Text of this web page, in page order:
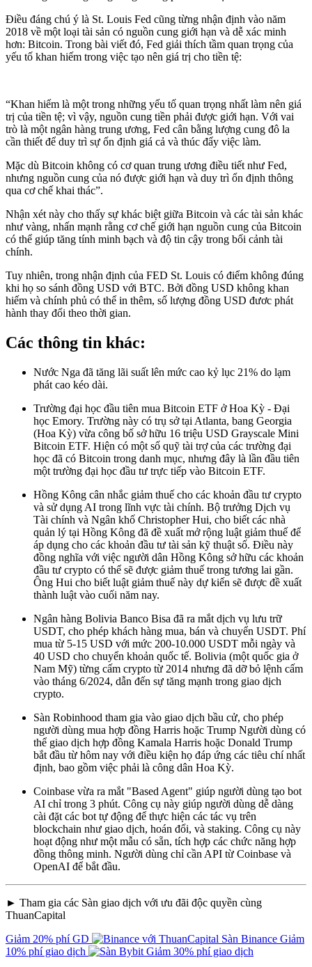
Điều đáng chú ý là St. Louis Fed cũng từng nhận định vào năm
2018 về một loại tài sản có nguồn cung giới hạn và dễ xác minh
hơn: Bitcoin. Trong bài viết đó, Fed giải thích tầm quan trọng của
yếu tố khan hiếm trong việc tạo nên giá trị cho tiền tệ:
“Khan hiếm là một trong những yếu tố quan trọng nhất làm nên giá
trị của tiền tệ; vì vậy, nguồn cung tiền phải được giới hạn. Với vai
trò là một ngân hàng trung ương, Fed cân bằng lượng cung đô la
cần thiết để duy trì sự ổn định giá cả và thúc đẩy việc làm.
Mặc dù Bitcoin không có cơ quan trung ương điều tiết như Fed,
nhưng nguồn cung của nó được giới hạn và duy trì ổn định thông
qua cơ chế khai thác”.
Nhận xét này cho thấy sự khác biệt giữa Bitcoin và các tài sản khác
như vàng, nhấn mạnh rằng cơ chế giới hạn nguồn cung của Bitcoin
có thể giúp tăng tính minh bạch và độ tin cậy trong bối cảnh tài
chính.
Tuy nhiên, trong nhận định của FED St. Louis có điểm không đúng
khi họ so sánh đồng USD với BTC. Bởi đồng USD không khan
hiếm và chính phủ có thể in thêm, số lượng đồng USD đươc phát
hành thay đổi theo thời gian.
Các thông tin khác:
Nước Nga đã tăng lãi suất lên mức cao kỷ lục 21% do lạm
phát cao kéo dài.
Trường đại học đầu tiên mua Bitcoin ETF ở Hoa Kỳ - Đại
học Emory. Trường này có trụ sở tại Atlanta, bang Georgia
(Hoa Kỳ) vừa công bố sở hữu 16 triệu USD Grayscale Mini
Bitcoin ETF. Hiện có một số quỹ tài trợ của các trường đại
học đã có Bitcoin trong danh mục, nhưng đây là lần đầu tiên
một trường đại học đầu tư trực tiếp vào Bitcoin ETF.
Hồng Kông cân nhắc giảm thuế cho các khoản đầu tư crypto
và sử dụng AI trong lĩnh vực tài chính. Bộ trưởng Dịch vụ
Tài chính và Ngân khố Christopher Hui, cho biết các nhà
quản lý tại Hồng Kông đã đề xuất mở rộng luật giảm thuế để
áp dụng cho các khoản đầu tư tài sản kỹ thuật số. Điều này
đồng nghĩa với việc người dân Hồng Kông sở hữu các khoản
đầu tư crypto có thể sẽ được giảm thuế trong tương lai gần.
Ông Hui cho biết luật giảm thuế này dự kiến sẽ được đề xuất
thành luật vào cuối năm nay.
Ngân hàng Bolivia Banco Bisa đã ra mắt dịch vụ lưu trữ
USDT, cho phép khách hàng mua, bán và chuyển USDT. Phí
mua từ 5-15 USD với mức 200-10.000 USDT mỗi ngày và
40 USD cho chuyển khoản quốc tế. Bolivia (một quốc gia ở
Nam Mỹ) từng cấm crypto từ 2014 nhưng đã dỡ bỏ lệnh cấm
vào tháng 6/2024, dẫn đến sự tăng mạnh trong giao dịch
crypto.
Sàn Robinhood tham gia vào giao dịch bầu cử, cho phép
người dùng mua hợp đồng Harris hoặc Trump Người dùng có
thể giao dịch hợp đồng Kamala Harris hoặc Donald Trump
bắt đầu từ hôm nay với điều kiện họ đáp ứng các tiêu chí nhất
định, bao gồm việc phải là công dân Hoa Kỳ.
Coinbase vừa ra mắt "Based Agent" giúp người dùng tạo bot
AI chỉ trong 3 phút. Công cụ này giúp người dùng dễ dàng
cài đặt các bot tự động để thực hiện các tác vụ trên
blockchain như giao dịch, hoán đổi, và staking. Công cụ này
hoạt động như một mẫu có sẵn, tích hợp các chức năng hợp
đồng thông minh. Người dùng chỉ cần API từ Coinbase và
OpenAI để bắt đầu.
► Tham gia các Sàn giao dịch với ưu đãi độc quyền cùng
ThuanCapital
Giảm 20% phí GD
Sàn Binance Giảm
10% phí giao dịch
Giảm 30% phí giao dịch